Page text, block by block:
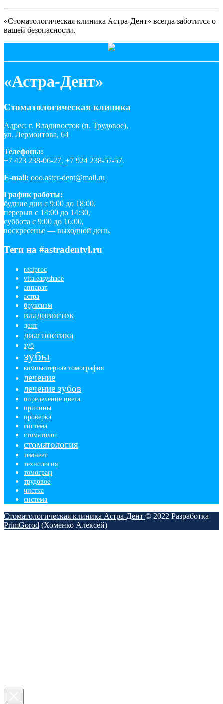
«Стоматологическая клиника Астра-Дент» всегда заботится о
вашей безопасности.
«Астра-Дент»
Стоматологическая клиника
Адрес: г. Владивосток (п. Трудовое),
ул. Лермонтова, 64
Телефоны:
+7 423 238-06-27, +7 924 238-57-57.
E-mail: ooo.aster-dent@mail.ru
График работы:
будние дни с 9:00 до 18:00,
перерыв с 14:00 до 14:30,
суббота с 9:00 до 16:00,
воскресенье — выходной день.
Теги на #astradentvl.ru
reciproc
vita easyshade
аппарат
астра
бруксизм
владивосток
дент
диагностика
зуб
зубы
компьютерная томография
лечение
лечение зубов
определение цвета
причины
проверка
система
стоматолог
стоматология
темнеет
технология
томограф
трудовое
чистка
​система
Стоматологическая клиника Астра-Дент © 2022 Разработка
PrimGorod (Хоменко Алексей)